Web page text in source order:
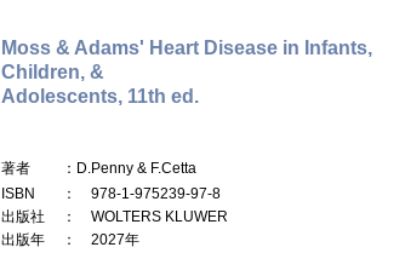
Moss & Adams' Heart Disease in Infants,
Children, &
Adolescents, 11th ed.
著者
：D.Penny & F.Cetta
ISBN
： 978-1-975239-97-8
出版社
： WOLTERS KLUWER
出版年
： 2027年